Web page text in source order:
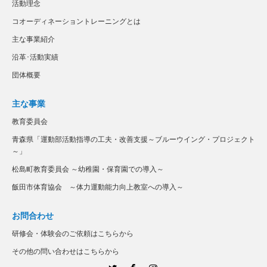
活動理念
コオーディネーショントレーニングとは
主な事業紹介
沿革･活動実績
団体概要
主な事業
教育委員会
青森県「運動部活動指導の工夫・改善支援～ブルーウイング・プロジェクト
～」
松島町教育委員会 ～幼稚園・保育園での導入～
飯田市体育協会 ～体力運動能力向上教室への導入～
お問合わせ
研修会・体験会のご依頼はこちらから
その他の問い合わせはこちらから
Instagram